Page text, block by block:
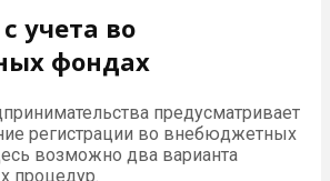
учета во
фондах
предусматривает
регистрации во внебюджетных
возможно два варианта
процедур.